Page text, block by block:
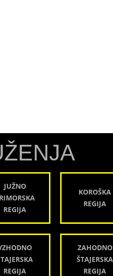
JUŽNO
REGIJA
KOROŠKA
REGIJA
REGIJA
ZAHODNO
ŠTAJERSKA
REGIJA